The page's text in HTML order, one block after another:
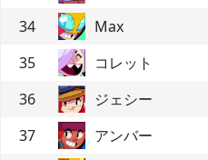
34
Max
35
コレット
36
ジェシー
37
アンバー